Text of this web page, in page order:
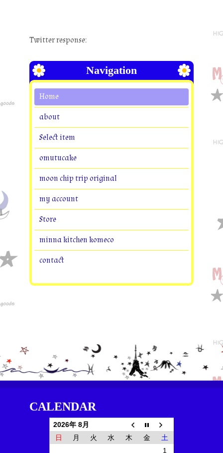
Twitter response:
Navigation
Home
about
Select item
omutucake
moon chip trip original
my account
Store
minna kitchen komeco
contact
CALENDAR
2026年 8月
日
月 火 水 木 金
土
1